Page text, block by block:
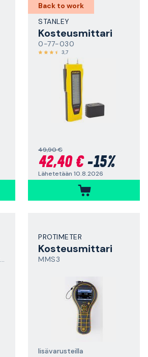
Back to work
STANLEY
Kosteusmittari
0-77-030
3,7
49,90 €
42,40 €-15%
Lähetetään 10.8.2026
Hydromette BL Compact B 2
PROTIMETER
Kosteusmittari
MMS3
lisävarusteilla